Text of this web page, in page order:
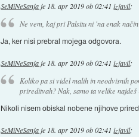
SeMiNeSanja je 18. apr 2019 ob 02:41 izjavil:
Ne vem, kaj pri Palsitu ni 'na enak
Ja, ker nisi prebral mojega odgovora.
SeMiNeSanja je 18. apr 2019 ob 02:41 izjavil:
Koliko pa si videl malih in neodvisnih
prireditvah? Nak, samo ta velike
Nikoli nisem obiskal nobene njihove
SeMiNeSanjaje 18. apr 2019 ob 02:41 izjavil: